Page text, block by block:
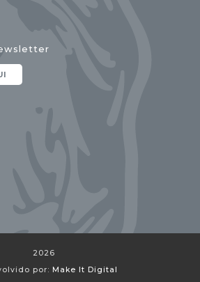
2026
por: Make It Digital